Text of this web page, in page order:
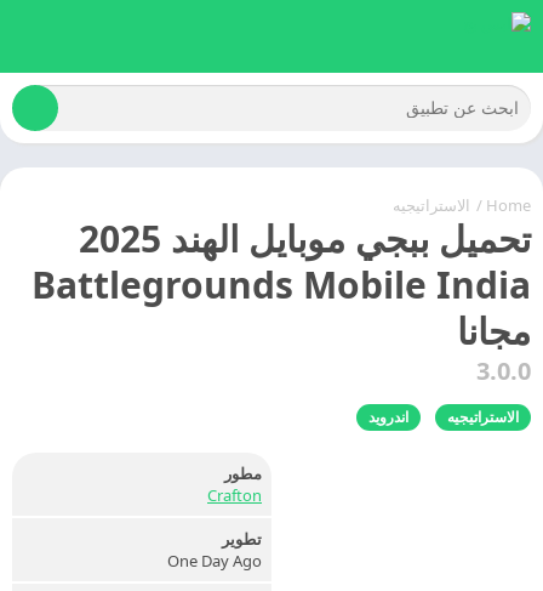
Home
/ الاستراتيجيه
تحميل ببجي موبايل الهند 2025
Battlegrounds Mobile India
مجانا
3.0.0
الاستراتيجيه اندرويد
مطور
Crafton
تطوير
One Day Ago